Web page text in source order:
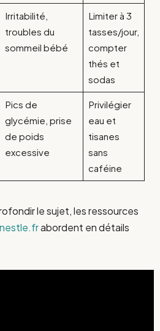
Irritabilité,
troubles du
sommeil bébé
Limiter à 3
tasses/jour,
compter
thés et
sodas
Pics de
glycémie, prise
de poids
excessive
Privilégier
eau et
tisanes
sans
caféine
le sujet, les ressources
abordent en détails